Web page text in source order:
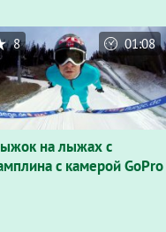
на лыжах с
с камерой GoPro
8 01:08